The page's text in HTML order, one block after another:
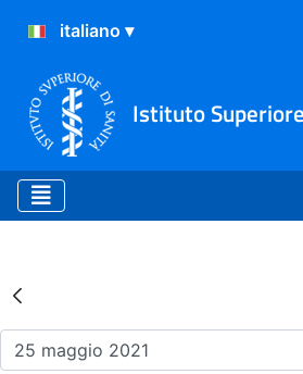
Istituto
Risultati della